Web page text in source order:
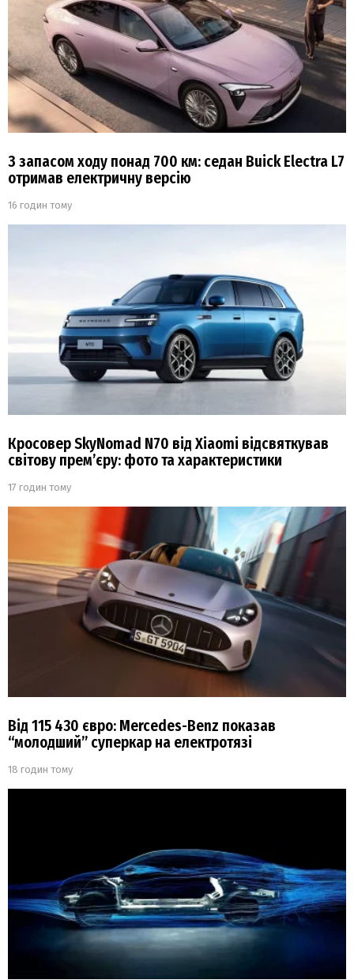
З запасом ходу понад 700 км: седан Buick Electra L7
отримав електричну версію
16 годин тому
Кросовер SkyNomad N70 від Xiaomi відсвяткував
світову прем’єру: фото та характеристики
17 годин тому
Від 115 430 євро: Mercedes-Benz показав
“молодший” суперкар на електротязі
18 годин тому